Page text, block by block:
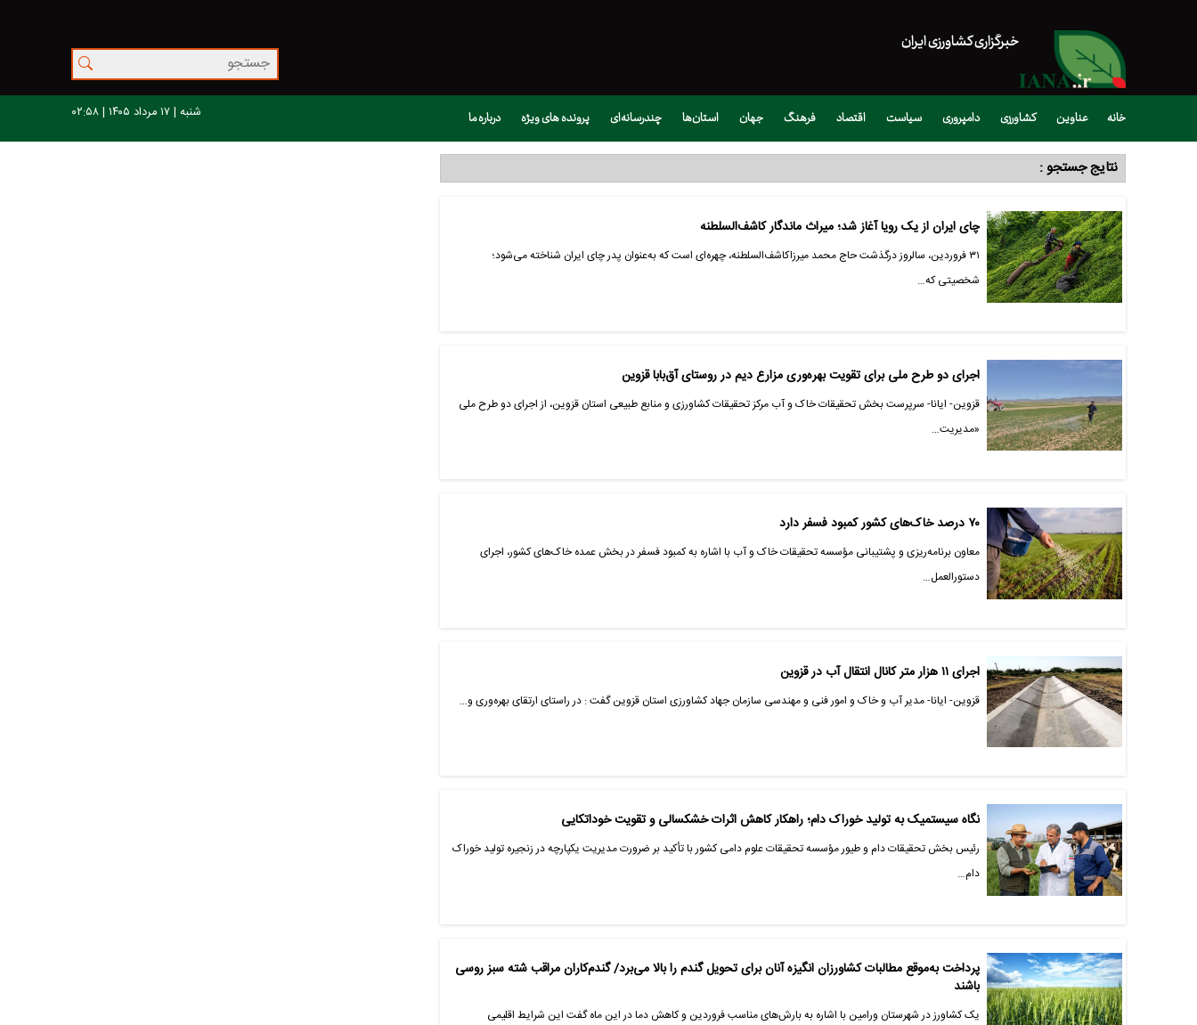
خبرگزاری کشاورزی ایران
خانه عناوین کشاورزی دامپروری سیاست اقتصاد فرهنگ جهان استان‌ها چندرسانه‌ای پرونده های ویژه درباره ما شنبه | ۱۷ مرداد ۱۴۰۵ | ۰۲:۵۸
نتایج جستجو :
چای ایران از یک رویا آغاز شد؛ میراث ماندگار کاشف‌السلطنه
۳۱ فروردین، سالروز درگذشت حاج محمد میرزاکاشف‌السلطنه، چهره‌ای است که به‌عنوان پدر چای ایران شناخته می‌شود؛
شخصیتی که…
اجرای دو طرح ملی برای تقویت بهره‌وری مزارع دیم در روستای آق‌بابا قزوین
قزوین- ایانا- سرپرست بخش تحقیقات خاک و آب مرکز تحقیقات کشاورزی و منابع طبیعی استان قزوین، از اجرای دو طرح ملی
«مدیریت…
۷۰ درصد خاک‌های کشور کمبود فسفر دارد
معاون برنامه‌ریزی و پشتیبانی مؤسسه تحقیقات خاک و آب با اشاره به کمبود فسفر در بخش عمده خاک‌های کشور، اجرای
دستورالعمل…
اجرای ۱۱ هزار متر کانال انتقال آب در قزوین
قزوین- ایانا- مدیر آب و خاک و امور فنی و مهندسی سازمان جهاد کشاورزی استان قزوین گفت : در راستای ارتقای بهره‌وری و…
نگاه سیستمیک به تولید خوراک دام؛ راهکار کاهش اثرات خشکسالی و تقویت خوداتکایی
رئیس بخش تحقیقات دام و طیور مؤسسه تحقیقات علوم دامی کشور با تأکید بر ضرورت مدیریت یکپارچه در زنجیره تولید خوراک
دام…
پرداخت به‌موقع مطالبات کشاورزان انگیزه آنان برای تحویل گندم را بالا می‌برد/ گندم‌کاران مراقب شته‌ سبز روسی
باشند
یک کشاورز در شهرستان ورامین با اشاره به بارش‌های مناسب فروردین و کاهش دما در این ماه گفت این شرایط اقلیمی